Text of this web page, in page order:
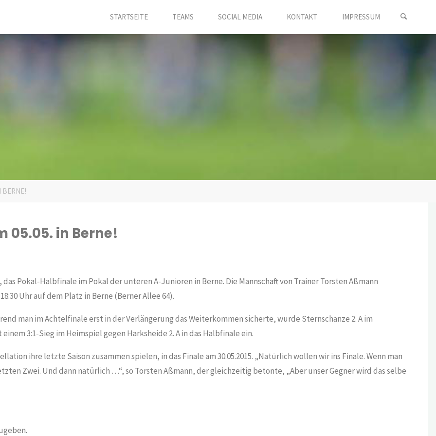
STARTSEITE TEAMS SOCIAL MEDIA KONTAKT IMPRESSUM
BERNE!
05.05. in Berne!
Pokal-Halbfinale im Pokal der unteren A-Junioren in Berne. Die Mannschaft von Trainer Torsten Aßmann
Uhr auf dem Platz in Berne (Berner Allee 64).
man im Achtelfinale erst in der Verlängerung das Weiterkommen sicherte, wurde Sternschanze 2. A im
3:1-Sieg im Heimspiel gegen Harksheide 2. A in das Halbfinale ein.
ihre letzte Saison zusammen spielen, in das Finale am 30.05.2015. „Natürlich wollen wir ins Finale. Wenn man
Zwei. Und dann natürlich …“, so Torsten Aßmann, der gleichzeitig betonte, „Aber unser Gegner wird das selbe